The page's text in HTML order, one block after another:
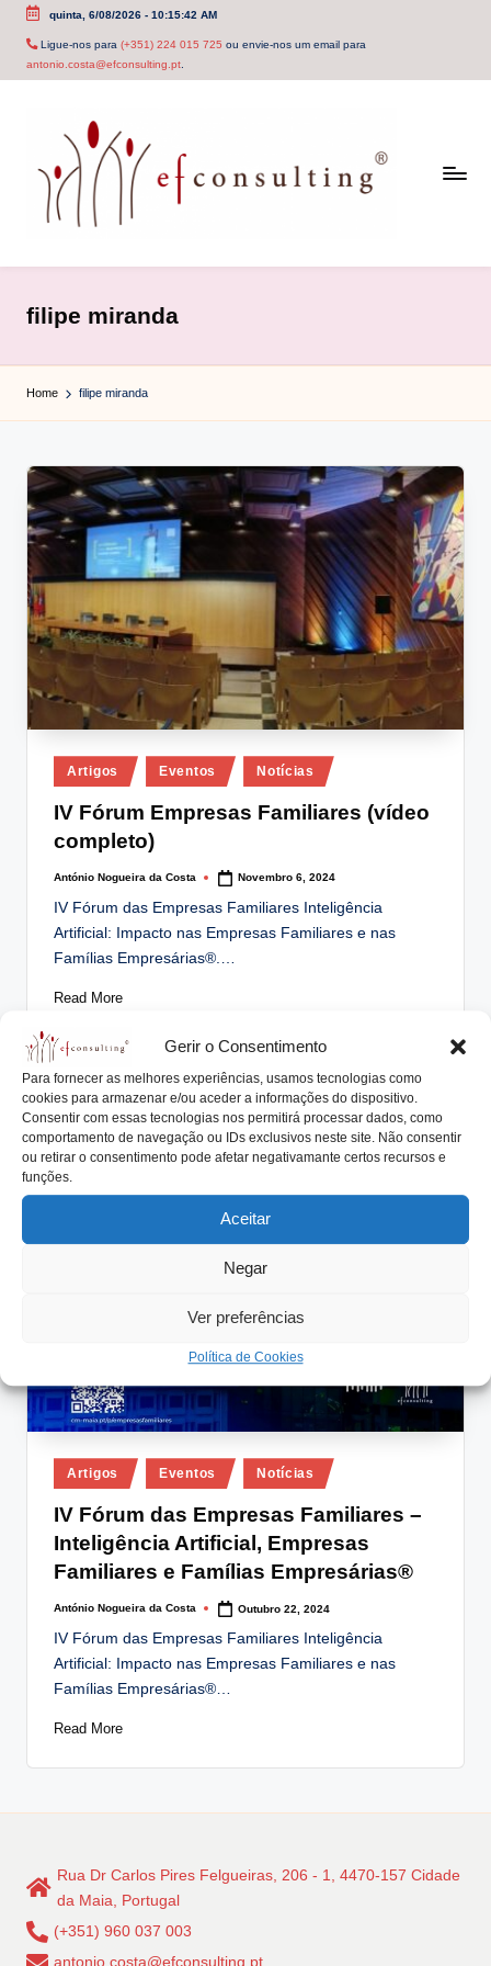
Gerir o Consentimento
Para fornecer as melhores experiências, usamos tecnologias como
cookies para armazenar e/ou aceder a informações do dispositivo.
Consentir com essas tecnologias nos permitirá processar dados, como
comportamento de navegação ou IDs exclusivos neste site. Não consentir
ou retirar o consentimento pode afetar negativamante certos recursos e
funções.
Aceitar
Negar
Ver preferências
Política de Cookies
Skip
quinta, 6/08/2026- 10:15:42 AM
Ligue-nos para (+351) 224 015 725 ou envie-nos um email para
antonio.costa@efconsulting.pt.
c
o
n
u
lt
i
n
g
.
p
t
filipe miranda
Home filipe miranda
Posted
in
Artigos Eventos Notícias
IV Fórum Empresas Familiares (vídeo
completo)
Posted
António Nogueira da Costa Novembro 6, 2024
IV Fórum das Empresas Familiares Inteligência
Artificial: Impacto nas Empresas Familiares e nas
Famílias Empresárias®.…
Read More
Posted
in
Artigos Eventos Notícias
IV Fórum das Empresas Familiares –
Inteligência Artificial, Empresas
Familiares e Famílias Empresárias®
Posted
António Nogueira da Costa Outubro 22, 2024
IV Fórum das Empresas Familiares Inteligência
Artificial: Impacto nas Empresas Familiares e nas
Famílias Empresárias®…
Read More
Rua Dr Carlos Pires Felgueiras, 206 - 1, 4470-157 Cidade
da Maia, Portugal
(+351) 960 037 003
antonio.costa@efconsulting.pt